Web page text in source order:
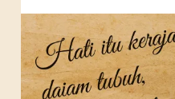
Raya
Karya
:
Dzakwan